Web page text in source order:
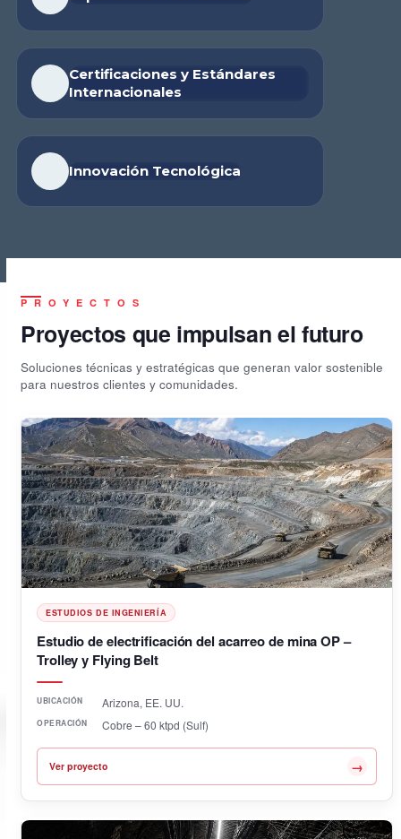
Certificaciones y Estándares
Internacionales
Innovación Tecnológica
PROYECTOS
Proyectos que impulsan el futuro
Soluciones técnicas y estratégicas que generan valor sostenible
para nuestros clientes y comunidades.
ESTUDIOS DE INGENIERÍA
Estudio de electrificación del acarreo de mina OP –
Trolley y Flying Belt
UBICACIÓN Arizona, EE. UU.
OPERACIÓN Cobre – 60 ktpd (Sulf)
Ver proyecto →